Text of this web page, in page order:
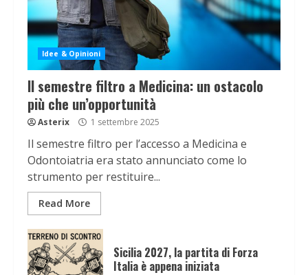
Idee & Opinioni
Il semestre filtro a Medicina: un ostacolo
più che un’opportunità
Asterix 1 settembre 2025
Il semestre filtro per l’accesso a Medicina e
Odontoiatria era stato annunciato come lo
strumento per restituire...
Read More
Sicilia 2027, la partita di Forza
Italia è appena iniziata